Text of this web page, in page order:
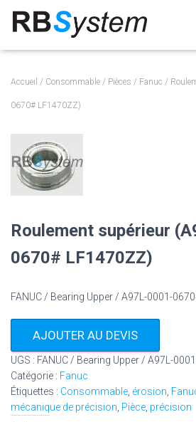
Accueil / Consommable / Pièces / Fanuc /
0670# LF1470ZZ)
Roulement supérieur
0670# LF1470ZZ)
FANUC / Bearing Upper / A97L-0001-
AJOUTER AU DEVIS
UGS : FANUC / Bearing Upper / A97L-
Catégorie : Fanuc
Étiquettes : Consommable érosion
mécanique de précision Pièce précision